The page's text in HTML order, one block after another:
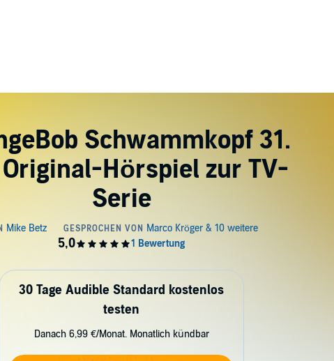
Schwammkopf 31.
Original-Hörspiel zur TV-
Serie
30 Tage Audible Standard kostenlos
testen
Danach 6,99 €/Monat. Monatlich kündbar